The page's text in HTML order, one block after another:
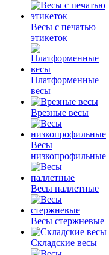
Весы с печатью
этикеток
Платформенные
весы
Врезные весы
Весы
низкопрофильные
Весы паллетные
Весы стержневые
Складские весы